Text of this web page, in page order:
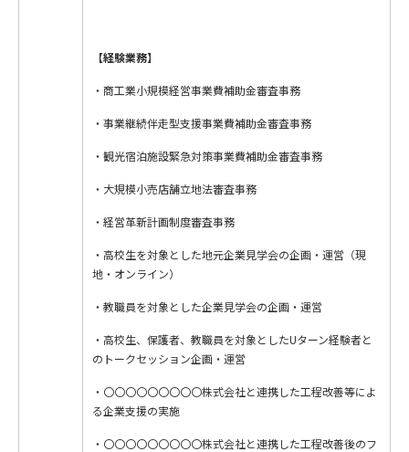
【経験業務】
・商工業小規模経営事業費補助金審査事務
・事業継続伴走型支援事業費補助金審査事務
・観光宿泊施設緊急対策事業費補助金審査事務
・大規模小売店舗立地法審査事務
・経営革新計画制度審査事務
・高校生を対象とした地元企業見学会の企画・運営（現
地・オンライン）
・教職員を対象とした企業見学会の企画・運営
・高校生、保護者、教職員を対象としたUターン経験者と
のトークセッション企画・運営
・〇〇〇〇〇〇〇〇〇株式会社と連携した工程改善等によ
る企業支援の実施
・〇〇〇〇〇〇〇〇〇株式会社と連携した工程改善後のフ